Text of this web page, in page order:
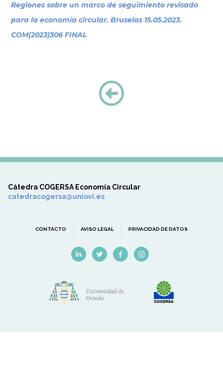
Regiones sobre un marco de seguimiento revisado
para la economía circular. Bruselas 15.05.2023.
COM(2023)306 FINAL
Cátedra COGERSA Economía Circular
catedracogersa@uniovi.es
CONTACTO AVISO LEGAL PRIVACIDAD DE DATOS